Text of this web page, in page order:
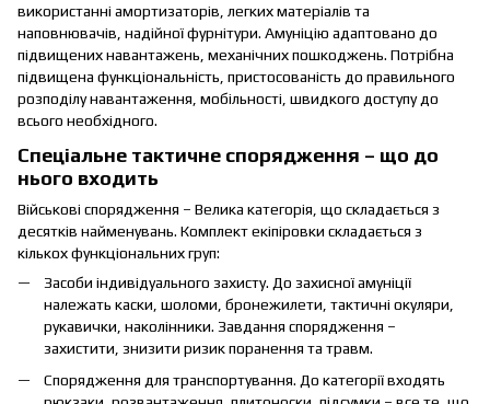
використанні амортизаторів, легких матеріалів та
наповнювачів, надійної фурнітури. Амуніцію адаптовано до
підвищених навантажень, механічних пошкоджень. Потрібна
підвищена функціональність, пристосованість до правильного
розподілу навантаження, мобільності, швидкого доступу до
всього необхідного.
Спеціальне тактичне спорядження – що до
нього входить
Військові спорядження – Велика категорія, що складається з
десятків найменувань. Комплект екіпіровки складається з
кількох функціональних груп:
Засоби індивідуального захисту. До захисної амуніції
належать каски, шоломи, бронежилети, тактичні окуляри,
рукавички, наколінники. Завдання спорядження –
захистити, знизити ризик поранення та травм.
Спорядження для транспортування. До категорії входять